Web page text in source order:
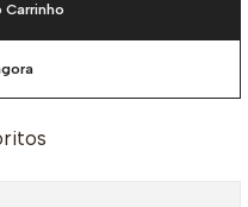
Carrinho